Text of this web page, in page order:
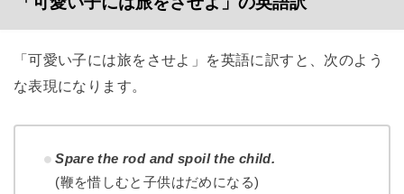
「可愛い子には旅をさせよ」を英語に訳すと、次のよう
な表現になります。
Spare the rod and spoil the child.
(鞭を惜しむと子供はだめになる)